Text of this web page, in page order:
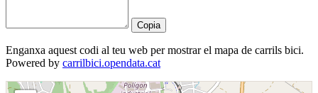
Copia
Enganxa aquest codi al teu web per mostrar el mapa de carrils bici.
Powered by carrilbici.opendata.cat